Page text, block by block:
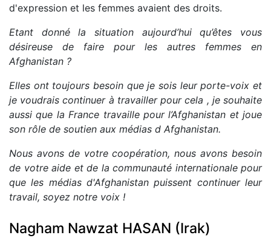
d'expression et les femmes avaient des droits.
Etant donné la situation aujourd’hui qu’êtes vous
désireuse de faire pour les autres femmes en
Afghanistan ?
Elles ont toujours besoin que je sois leur porte-voix et
je voudrais continuer à travailler pour cela , je souhaite
aussi que la France travaille pour l’Afghanistan et joue
son rôle de soutien aux médias d Afghanistan.
Nous avons de votre coopération, nous avons besoin
de votre aide et de la communauté internationale pour
que les médias d'Afghanistan puissent continuer leur
travail, soyez notre voix !
Nagham Nawzat HASAN (Irak)